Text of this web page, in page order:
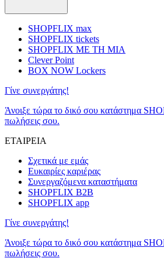
SHOPFLIX max
SHOPFLIX tickets
SHOPFLIX ΜΕ ΤΗ ΜΙΑ
Clever Point
BOX NOW Lockers
Γίνε συνεργάτης!
Άνοιξε τώρα το δικό σου κατάστημα
πωλήσεις σου.
ΕΤΑΙΡΕΙΑ
Σχετικά με εμάς
Ευκαιρίες καριέρας
Συνεργαζόμενα καταστήματα
SHOPFLIX B2B
SHOPFLIX app
Γίνε συνεργάτης!
Άνοιξε τώρα το δικό σου κατάστημα
πωλήσεις σου.